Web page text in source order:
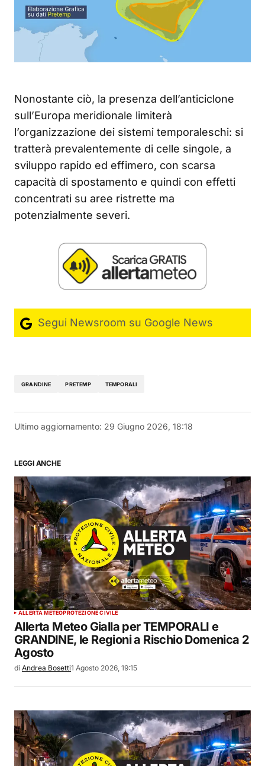
Nonostante ciò, la presenza dell’anticiclone
sull’Europa meridionale limiterà
l’organizzazione dei sistemi temporaleschi: si
tratterà prevalentemente di celle singole, a
sviluppo rapido ed effimero, con scarsa
capacità di spostamento e quindi con effetti
concentrati su aree ristrette ma
potenzialmente severi.
Segui Newsroom su Google News
GRANDINE PRETEMP TEMPORALI
Ultimo aggiornamento: 29 Giugno 2026, 18:18
LEGGI ANCHE
ALLERTA METEOPROTEZIONE CIVILE
Allerta Meteo Gialla per TEMPORALI e
GRANDINE, le Regioni a Rischio Domenica 2
Agosto
di Andrea Bosetti1 Agosto 2026, 19:15